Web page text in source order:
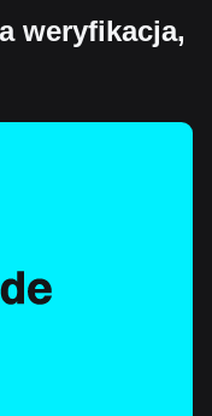
weryfikacja,